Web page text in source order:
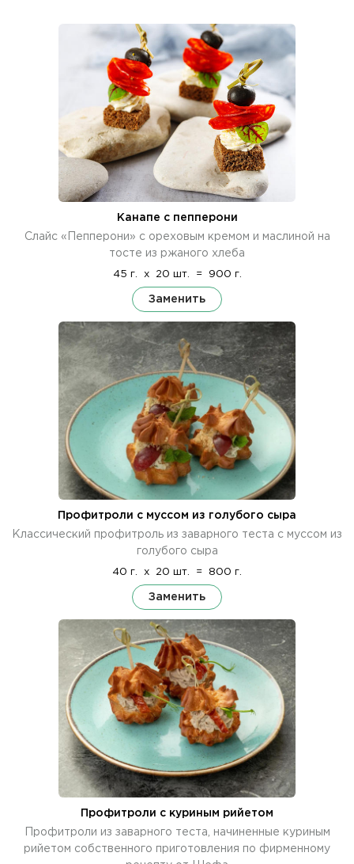
Канапе с пепперони
Слайс «Пепперони» с ореховым кремом и маслиной на
тосте из ржаного хлеба
45 г. x 20 шт. = 900 г.
Заменить
Профитроли с муссом из голубого сыра
Классический профитроль из заварного теста с муссом из
голубого сыра
40 г. x 20 шт. = 800 г.
Заменить
Профитроли с куриным рийетом
Профитроли из заварного теста, начиненные куриным
рийетом собственного приготовления по фирменному